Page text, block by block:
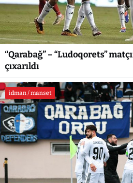
“Qarabağ” – “Ludoqorets”
çıxarıldı
idman / manset